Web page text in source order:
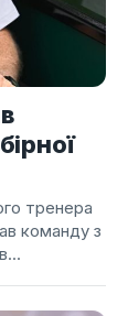
тренера
команду з